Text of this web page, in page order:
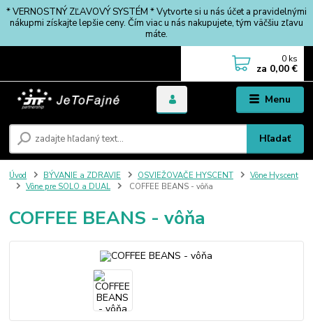
* VERNOSTNÝ ZĽAVOVÝ SYSTÉM * Vytvorte si u nás účet a pravidelnými
nákupmi získajte lepšie ceny. Čím viac u nás nakupujete, tým väčšiu zľavu
máte.
Menu
Hľadať
0 ks
za 0,00 €
Úvod BÝVANIE a ZDRAVIE OSVIEŽOVAČE HYSCENT
Vône Hyscent
Vône pre SOLO a DUAL
COFFEE BEANS - vôňa
COFFEE BEANS - vôňa